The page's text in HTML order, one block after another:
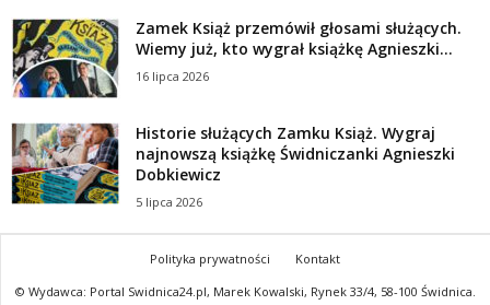
Zamek Książ przemówił głosami służących.
Wiemy już, kto wygrał książkę Agnieszki...
16 lipca 2026
Historie służących Zamku Książ. Wygraj
najnowszą książkę Świdniczanki Agnieszki
Dobkiewicz
5 lipca 2026
Polityka prywatności
Kontakt
© Wydawca: Portal Swidnica24.pl, Marek Kowalski, Rynek 33/4, 58-100 Świdnica.